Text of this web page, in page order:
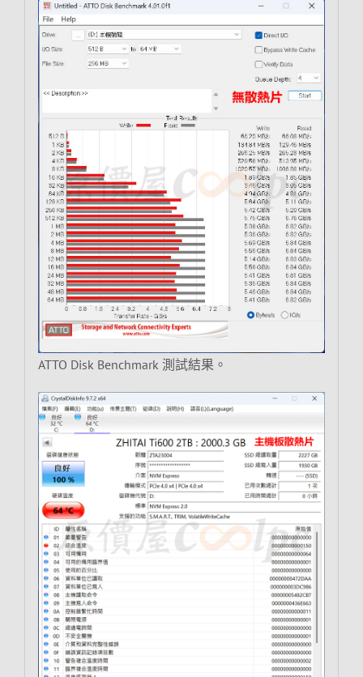
ATTO Disk Benchmark 測試結果。